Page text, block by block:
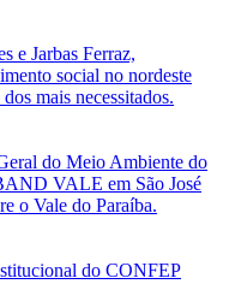
e Jarbas Ferraz,
social no nordeste
mais necessitados.
do Meio Ambiente do
VALE em São José
o Vale do Paraíba.
do CONFEP